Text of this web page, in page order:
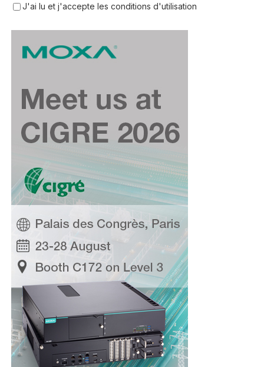
J'ai lu et j'accepte les conditions d'utilisation